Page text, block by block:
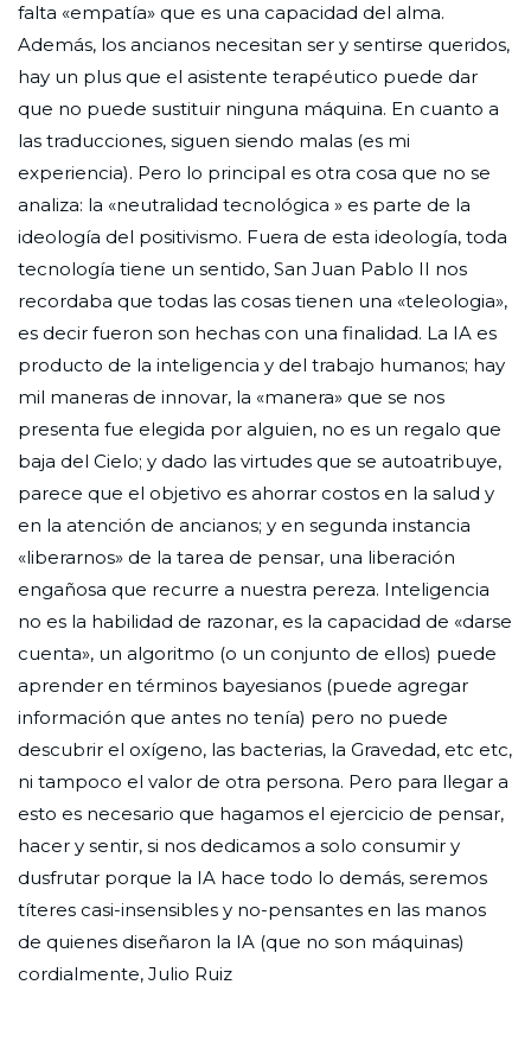
falta «empatía» que es una capacidad del alma.
Además, los ancianos necesitan ser y sentirse queridos,
hay un plus que el asistente terapéutico puede dar
que no puede sustituir ninguna máquina. En cuanto a
las traducciones, siguen siendo malas (es mi
experiencia). Pero lo principal es otra cosa que no se
analiza: la «neutralidad tecnológica » es parte de la
ideología del positivismo. Fuera de esta ideología, toda
tecnología tiene un sentido, San Juan Pablo II nos
recordaba que todas las cosas tienen una «teleologia»,
es decir fueron son hechas con una finalidad. La IA es
producto de la inteligencia y del trabajo humanos; hay
mil maneras de innovar, la «manera» que se nos
presenta fue elegida por alguien, no es un regalo que
baja del Cielo; y dado las virtudes que se autoatribuye,
parece que el objetivo es ahorrar costos en la salud y
en la atención de ancianos; y en segunda instancia
«liberarnos» de la tarea de pensar, una liberación
engañosa que recurre a nuestra pereza. Inteligencia
no es la habilidad de razonar, es la capacidad de «darse
cuenta», un algoritmo (o un conjunto de ellos) puede
aprender en términos bayesianos (puede agregar
información que antes no tenía) pero no puede
descubrir el oxígeno, las bacterias, la Gravedad, etc etc,
ni tampoco el valor de otra persona. Pero para llegar a
esto es necesario que hagamos el ejercicio de pensar,
hacer y sentir, si nos dedicamos a solo consumir y
dusfrutar porque la IA hace todo lo demás, seremos
títeres casi-insensibles y no-pensantes en las manos
de quienes diseñaron la IA (que no son máquinas)
cordialmente, Julio Ruiz